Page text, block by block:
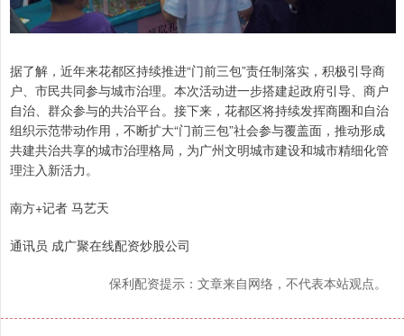
据了解，近年来花都区持续推进“门前三包”责任制落实，积极引导商
户、市民共同参与城市治理。本次活动进一步搭建起政府引导、商户
自治、群众参与的共治平台。接下来，花都区将持续发挥商圈和自治
组织示范带动作用，不断扩大“门前三包”社会参与覆盖面，推动形成
共建共治共享的城市治理格局，为广州文明城市建设和城市精细化管
理注入新活力。
南方+记者 马艺天
通讯员 成广聚在线配资炒股公司
保利配资提示：文章来自网络，不代表本站观点。